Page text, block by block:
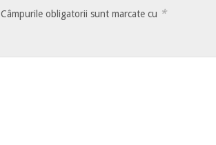
Câmpurile obligatorii sunt marcate cu *